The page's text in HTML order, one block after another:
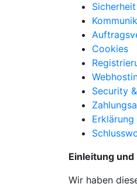
Cookies
Security
Einleitung
Wir haben